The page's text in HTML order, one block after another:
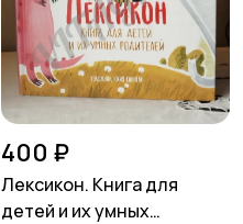
400 ₽
Лексикон. Книга для
детей и их умных